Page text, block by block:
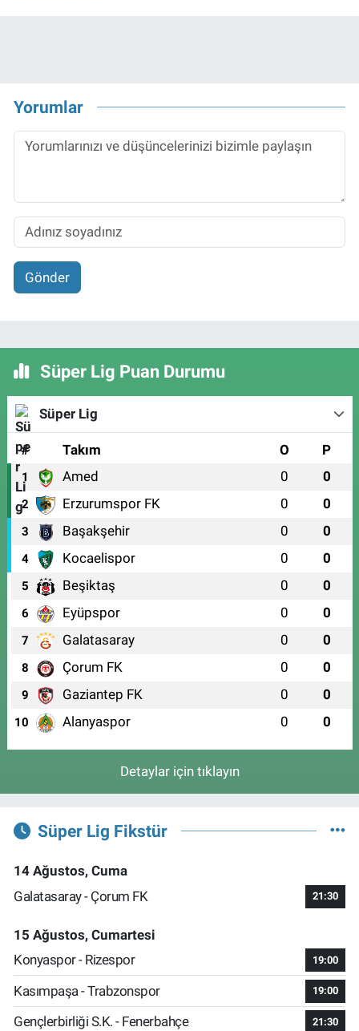
Yorumlar
Gönder
Süper Lig Puan Durumu
Süper Lig
# Takım O P
1 Amed 0 0
2 Erzurumspor FK 0 0
3 Başakşehir 0 0
4 Kocaelispor 0 0
5 Beşiktaş 0 0
6 Eyüpspor 0 0
7 Galatasaray 0 0
8 Çorum FK 0 0
9 Gaziantep FK 0 0
10 Alanyaspor 0 0
Detaylar için tıklayın
Süper Lig Fikstür
14 Ağustos, Cuma
Galatasaray - Çorum FK
21:30
15 Ağustos, Cumartesi
Konyaspor - Rizespor
19:00
Kasımpaşa - Trabzonspor 19:00
Gençlerbirliği S.K. - Fenerbahçe 21:30